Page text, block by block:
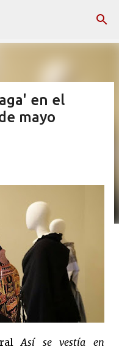
en el
mayo
Así se vestía en